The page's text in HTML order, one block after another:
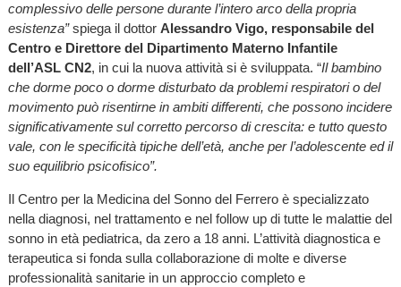
complessivo delle persone durante l’intero arco della propria
esistenza”spiega il dottorAlessandro Vigo, responsabile del
Centro e Direttore del Dipartimento Materno Infantile
dell’ASL CN2, in cui la nuova attività si è sviluppata. “Il bambino
che dorme poco o dorme disturbato da problemi respiratori o del
movimento può risentirne in ambiti differenti, che possono incidere
significativamente sul corretto percorso di crescita: e tutto questo
vale, con le specificità tipiche dell’età, anche per l’adolescente ed il
suo equilibrio psicofisico”.
Il Centro per la Medicina del Sonno del Ferrero è specializzato
nella diagnosi, nel trattamento e nel follow up di tutte le malattie del
sonno in età pediatrica, da zero a 18 anni. L’attività diagnostica e
terapeutica si fonda sulla collaborazione di molte e diverse
professionalità sanitarie in un approccio completo e